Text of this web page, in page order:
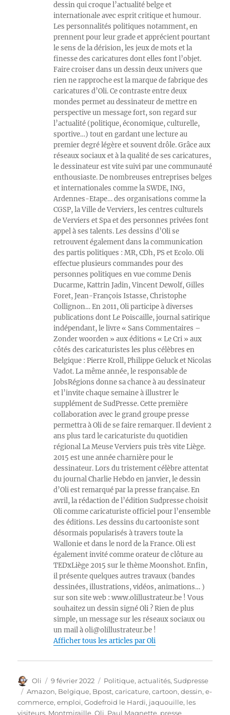
dessin qui croque l’actualité belge et
internationale avec esprit critique et humour.
Les personnalités politiques notamment, en
prennent pour leur grade et apprécient pourtant
le sens de la dérision, les jeux de mots et la
finesse des caricatures dont elles font l’objet.
Faire croiser dans un dessin deux univers que
rien ne rapproche est la marque de fabrique des
caricatures d’Oli. Ce contraste entre deux
mondes permet au dessinateur de mettre en
perspective un message fort, son regard sur
l’actualité (politique, économique, culturelle,
sportive…) tout en gardant une lecture au
premier degré légère et souvent drôle. Grâce aux
réseaux sociaux et à la qualité de ses caricatures,
le dessinateur est vite suivi par une communauté
enthousiaste. De nombreuses entreprises belges
et internationales comme la SWDE, ING,
Ardennes-Etape… des organisations comme la
CGSP, la Ville de Verviers, les centres culturels
de Verviers et Spa et des personnes privées font
appel à ses talents. Les dessins d’Oli se
retrouvent également dans la communication
des partis politiques : MR, CDh, PS et Ecolo. Oli
effectue plusieurs commandes pour des
personnes politiques en vue comme Denis
Ducarme, Kattrin Jadin, Vincent Dewolf, Gilles
Foret, Jean-François Istasse, Christophe
Collignon… En 2011, Oli participe à diverses
publications dont Le Poiscaille, journal satirique
indépendant, le livre « Sans Commentaires –
Zonder woorden » aux éditions « Le Cri » aux
côtés des caricaturistes les plus célèbres en
Belgique : Pierre Kroll, Philippe Geluck et Nicolas
Vadot. La même année, le responsable de
JobsRégions donne sa chance à au dessinateur
et l’invite chaque semaine à illustrer le
supplément de SudPresse. Cette première
collaboration avec le grand groupe presse
permettra à Oli de se faire remarquer. Il devient 2
ans plus tard le caricaturiste du quotidien
régional La Meuse Verviers puis très vite Liège.
2015 est une année charnière pour le
dessinateur. Lors du tristement célèbre attentat
du journal Charlie Hebdo en janvier, le dessin
d’Oli est remarqué par la presse française. En
avril, la rédaction de l’édition Sudpresse choisit
Oli comme caricaturiste officiel pour l’ensemble
des éditions. Les dessins du cartooniste sont
désormais popularisés à travers toute la
Wallonie et dans le nord de la France. Oli est
également invité comme orateur de clôture au
TEDxLiège 2015 sur le thème Moonshot. Enfin,
il présente quelques autres travaux (bandes
dessinées, illustrations, vidéos, animations… )
sur son site web : www.olillustrateur.be ! Vous
souhaitez un dessin signé Oli ? Rien de plus
simple, un message sur les réseaux sociaux ou
un mail à oli@olillustrateur.be !
Afficher tous les articles par Oli
Auteur
Oli
Publié
le
9 février 2022 Catégories
Politique, actualités,Sudpresse
Étiquettes
Amazon, Belgique, Bpost,caricature,cartoon,dessin,e-
commerce,emploi,Godefroid le Hardi, jaquouille, les
visiteurs, Montmiraille,Oli, Paul Magnette, presse